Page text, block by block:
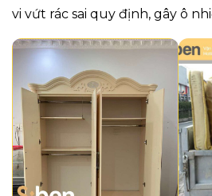
vi vứt rác sai quy định, gây ô